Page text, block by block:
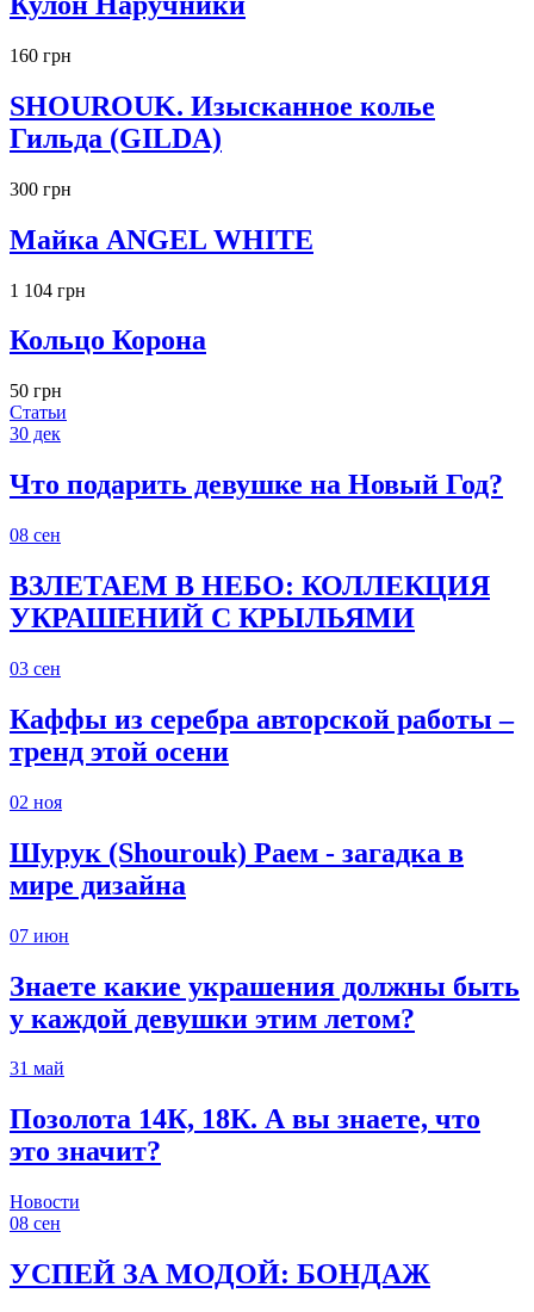
160 грн
SHOUROUK. Изысканное колье
Гильда (GILDA)
300 грн
Майка ANGEL WHITE
1 104 грн
Кольцо Корона
50 грн
Статьи
30 дек
Что подарить девушке на Новый Год?
08 сен
ВЗЛЕТАЕМ В НЕБО: КОЛЛЕКЦИЯ
УКРАШЕНИЙ С КРЫЛЬЯМИ
03 сен
Каффы из серебра авторской работы –
тренд этой осени
02 ноя
Шурук (Shourouk) Раем - загадка в
мире дизайна
07 июн
Знаете какие украшения должны быть
у каждой девушки этим летом?
31 май
Позолота 14К, 18К. А вы знаете, что
это значит?
Новости
08 сен
УСПЕЙ ЗА МОДОЙ: БОНДАЖ